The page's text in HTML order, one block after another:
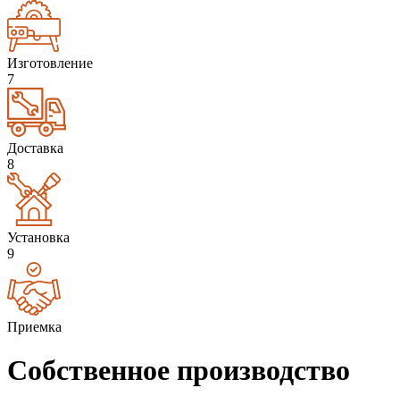
Изготовление
7
Доставка
8
Установка
9
Приемка
Собственное производство